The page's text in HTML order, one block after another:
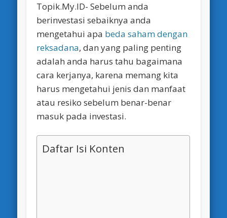
Topik.My.ID- Sebelum anda
berinvestasi sebaiknya anda
mengetahui apa beda saham dengan
reksadana, dan yang paling penting
adalah anda harus tahu bagaimana
cara kerjanya, karena memang kita
harus mengetahui jenis dan manfaat
atau resiko sebelum benar-benar
masuk pada investasi.
Daftar Isi Konten